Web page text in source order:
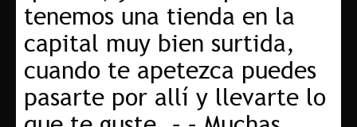
tenemos una tienda en la
capital muy bien surtida,
cuando te apetezca puedes
pasarte por allí y llevarte lo